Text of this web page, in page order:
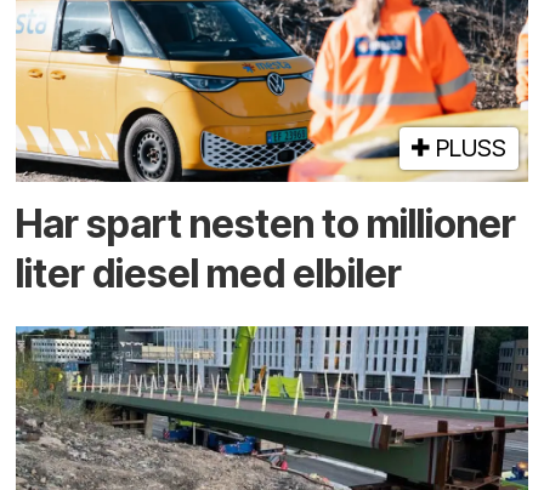
PLUSS
Har spart nesten to millioner
liter diesel med elbiler